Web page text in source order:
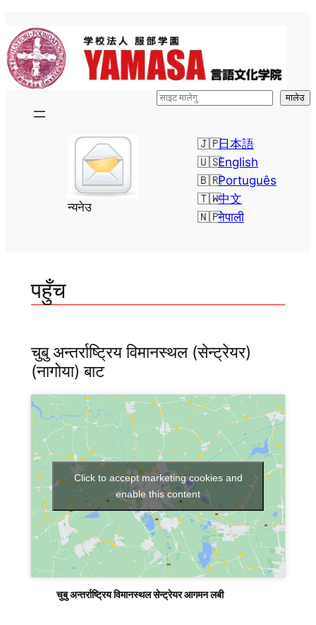
जानुहोस्
検
मालेउ
न्यनेउ
English
日本語
नेपाली
Português
中文
पहुँच
चुबु अन्तर्राष्ट्रिय विमानस्थल (सेन्ट्रेयर)
(नागोया) बाट
Click to accept marketing cookies and
enable this content
चुबु अन्तर्राष्ट्रिय विमानस्थल सेन्ट्रेयर आगमन लबी